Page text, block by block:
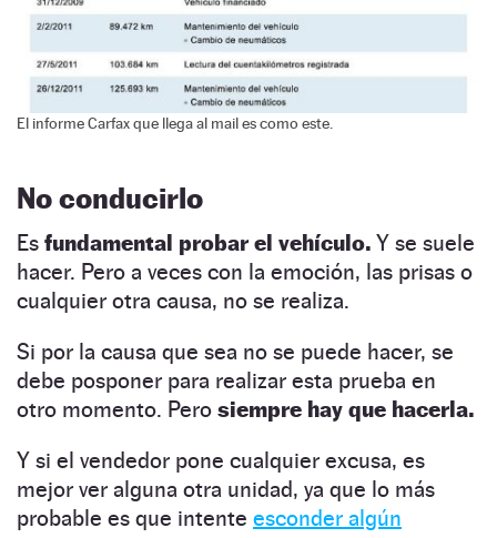
El informe Carfax que llega al mail es como este.
No conducirlo
Es fundamental probar el vehículo. Y se suele
hacer. Pero a veces con la emoción, las prisas o
cualquier otra causa, no se realiza.
Si por la causa que sea no se puede hacer, se
debe posponer para realizar esta prueba en
otro momento. Pero siempre hay que hacerla.
Y si el vendedor pone cualquier excusa, es
mejor ver alguna otra unidad, ya que lo más
probable es que intente esconder algún